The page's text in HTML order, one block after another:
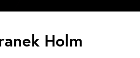
Holm